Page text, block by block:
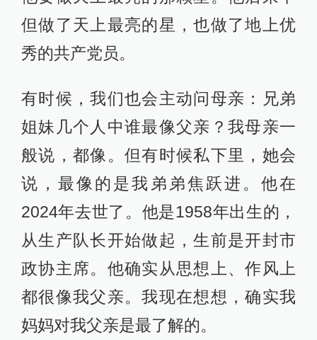
但做了天上最亮的星，也做了地上优
秀的共产党员。
有时候，我们也会主动问母亲：兄弟
姐妹几个人中谁最像父亲？我母亲一
般说，都像。但有时候私下里，她会
说，最像的是我弟弟焦跃进。他在
2024年去世了。他是1958年出生的，
从生产队长开始做起，生前是开封市
政协主席。他确实从思想上、作风上
都很像我父亲。我现在想想，确实我
妈妈对我父亲是最了解的。